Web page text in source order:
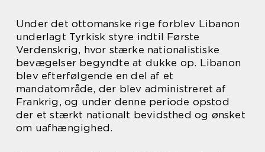
Under det ottomanske rige forblev Libanon
underlagt Tyrkisk styre indtil Første
Verdenskrig, hvor stærke nationalistiske
bevægelser begyndte at dukke op. Libanon
blev efterfølgende en del af et
mandatområde, der blev administreret af
Frankrig, og under denne periode opstod
der et stærkt nationalt bevidsthed og ønsket
om uafhængighed.